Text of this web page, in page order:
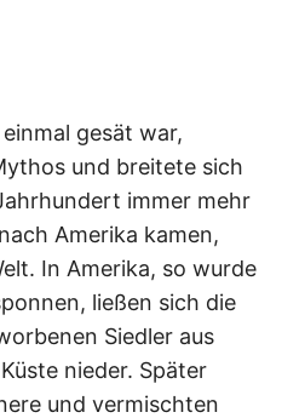
gesät war,
und breitete sich
immer mehr
Amerika kamen,
In Amerika, so wurde
ließen sich die
Siedler aus
nieder. Später
und vermischten